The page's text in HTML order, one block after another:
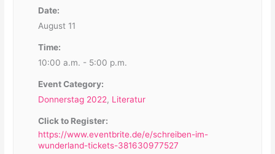
Date:
August 11
Time:
10:00 a.m. - 5:00 p.m.
Event Category:
Donnerstag 2022, Literatur
Click to Register:
https://www.eventbrite.de/e/schreiben-im-
wunderland-tickets-381630977527